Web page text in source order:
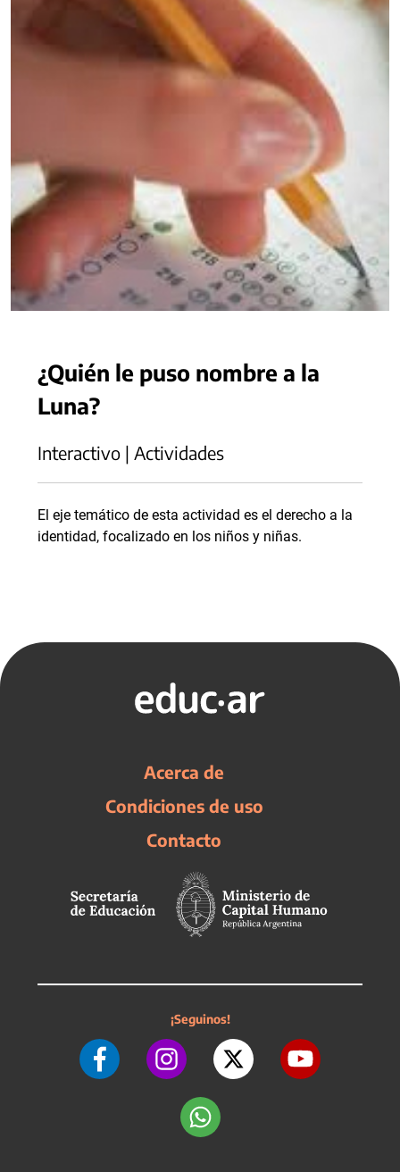
¿Quién le puso nombre a la
Luna?
Interactivo | Actividades
El eje temático de esta actividad es el derecho a la
identidad, focalizado en los niños y niñas.
Acerca de
Condiciones de uso
Contacto
¡Seguinos!